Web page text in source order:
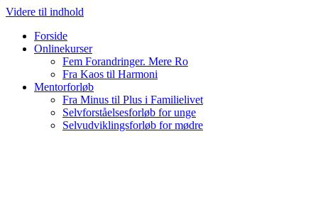
Videre til indhold
Forside
Onlinekurser
Fem Forandringer. Mere Ro
Fra Kaos til Harmoni
Mentorforløb
Fra Minus til Plus i Familielivet
Selvforståelsesforløb for unge
Selvudviklingsforløb for mødre